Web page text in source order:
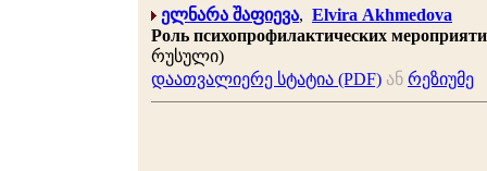
ელნარა შაფიევა, Elvira Akhmedova
Роль психопрофилактических
რუსული)
დაათვალიერე სტატია (PDF) ან რეზიუმე